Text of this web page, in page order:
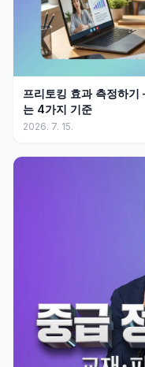
프리토킹 효과 측정하
는 4가지 기준
2026. 7. 15.